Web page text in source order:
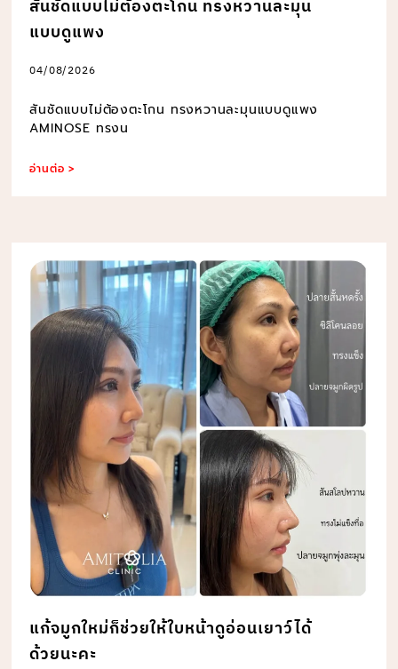
สันชัดแบบไม่ต้องตะโกน ทรงหวานละมุน
แบบดูแพง
04/08/2026
สันชัดแบบไม่ต้องตะโกน ทรงหวานละมุนแบบดูแพง
AMINOSE ทรงน
อ่านต่อ >
แก้จมูกใหม่ก็ช่วยให้ใบหน้าดูอ่อนเยาว์ได้
ด้วยนะคะ